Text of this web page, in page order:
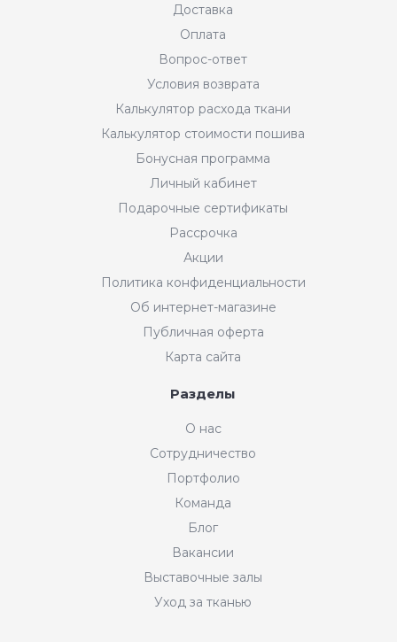
Доставка
Оплата
Вопрос-ответ
Условия возврата
Калькулятор расхода ткани
Калькулятор стоимости пошива
Бонусная программа
Личный кабинет
Подарочные сертификаты
Рассрочка
Акции
Политика конфиденциальности
Об интернет-магазине
Публичная оферта
Карта сайта
Разделы
О нас
Сотрудничество
Портфолио
Команда
Блог
Вакансии
Выставочные залы
Уход за тканью